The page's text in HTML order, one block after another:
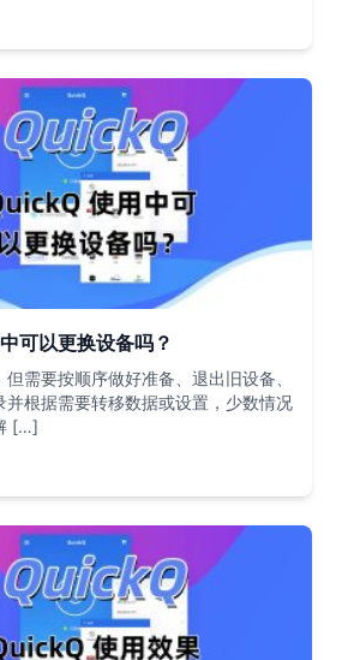
可以更换设备吗？
需要按顺序做好准备、退出旧设备、
并根据需要转移数据或设置，少数情况
[…]